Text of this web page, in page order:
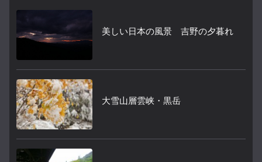
美しい日本の風景 吉野の夕暮れ
大雪山層雲峡・黒岳